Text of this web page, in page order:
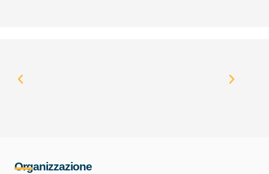
Organizzazione